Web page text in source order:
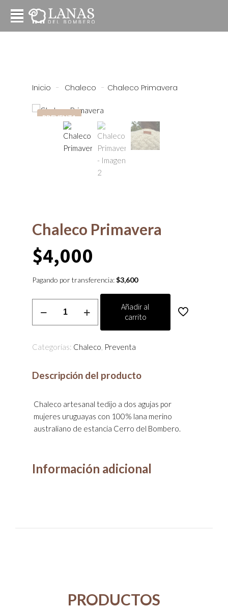
Inicio - Chaleco - Chaleco Primavera
PREVENTA
Chaleco Primavera
$4,000
Pagando por transferencia:$3,600
Primavera
Añadir al
carrito
Categorías: Chaleco Preventa
Descripción del producto
Chaleco artesanal tedijo a dos agujas por
mujeres uruguayas con 100% lana merino
australiano de estancia Cerro del Bombero.
Información adicional
PRODUCTOS